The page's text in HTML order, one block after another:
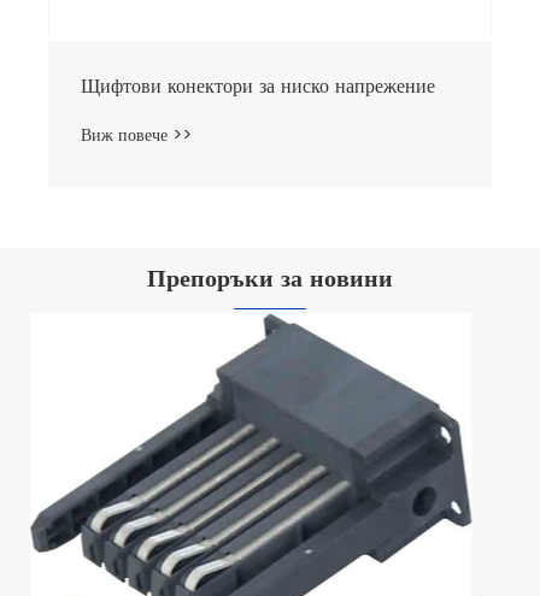
Препоръки за новини
0,4kV поддръжка на шината с ниско
напрежение
Виж повече >>